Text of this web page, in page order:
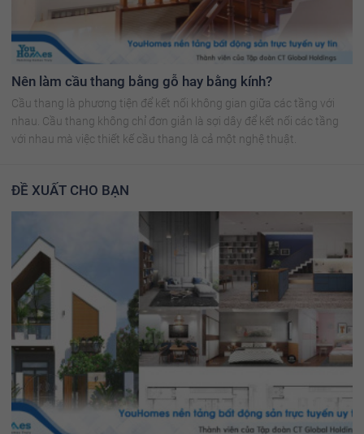
Nên làm cầu thang bằng gỗ hay bằng kính?
Cầu thang là phương tiện để kết nối không gian giữa các tầng với
nhau. Cầu thang không chỉ đơn giản là sợi dây để kết nối các tầng
với nhau mà việc thiết kế cầu thang là cả một nghệ thuật.
ĐỀ XUẤT CHO BẠN